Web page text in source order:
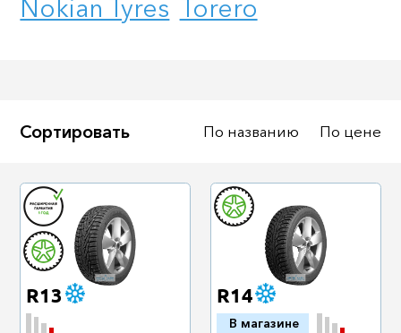
Подобрать Сброс
Nokian Tyres Torero
Сортировать По названию По цене
R13 R14
В магазине